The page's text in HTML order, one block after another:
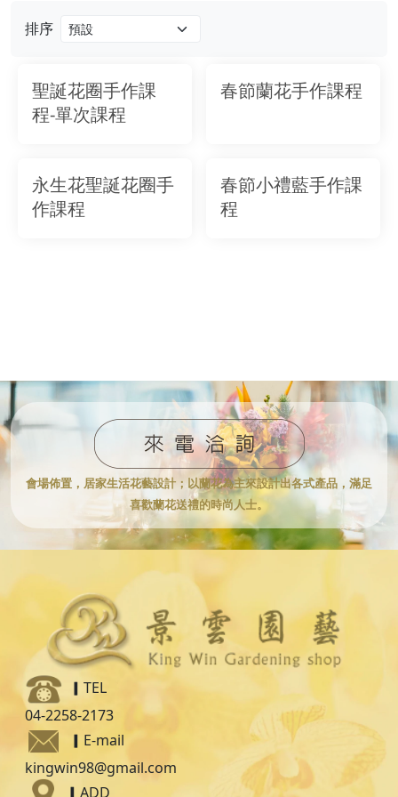
排序
聖誕花圈手作課
程-單次課程
春節蘭花手作課程
永生花聖誕花圈手
作課程
春節小禮藍手作課
程
會場佈置，居家生活花藝設計；以蘭花為主來設計出各式產品，滿足
喜歡蘭花送禮的時尚人士。
▎TEL
04-2258-2173
▎ E-mail
kingwin98@gmail.com
▎ ADD